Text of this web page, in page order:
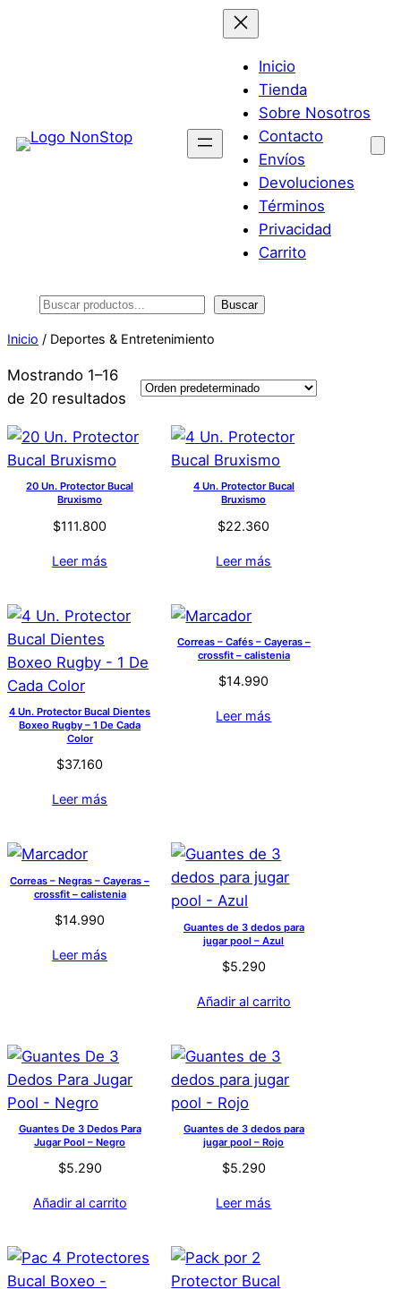
Inicio
Tienda
Sobre Nosotros
Contacto
Envíos
Devoluciones
Términos
Privacidad
Carrito
Buscar Buscar
Inicio / Deportes & Entretenimiento
Mostrando 1–16
de 20 resultados
20 Un. Protector Bucal
Bruxismo
$111.800
Leer más
4 Un. Protector Bucal
Bruxismo
$22.360
Leer más
4 Un. Protector Bucal Dientes
Boxeo Rugby – 1 De Cada
Color
$37.160
Leer más
Correas – Cafés – Cayeras –
crossfit – calistenia
$14.990
Leer más
Correas – Negras – Cayeras –
crossfit – calistenia
$14.990
Leer más
Guantes de 3 dedos para
jugar pool – Azul
$5.290
Añadir al carrito
Guantes De 3 Dedos Para
Jugar Pool – Negro
$5.290
Añadir al carrito
Guantes de 3 dedos para
jugar pool – Rojo
$5.290
Leer más